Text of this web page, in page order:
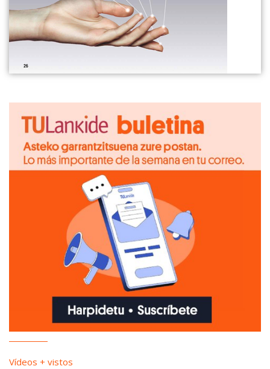
Vídeos + vistos